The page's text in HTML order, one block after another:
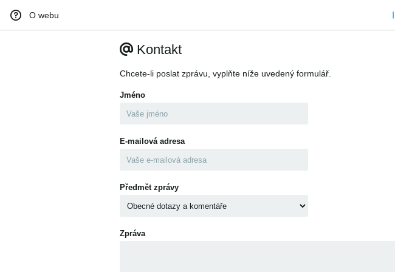
O webu
Kontakt
Chcete-li poslat zprávu, vyplňte níže uvedený formulář.
Jméno
E-mailová adresa
Předmět zprávy
Zpráva